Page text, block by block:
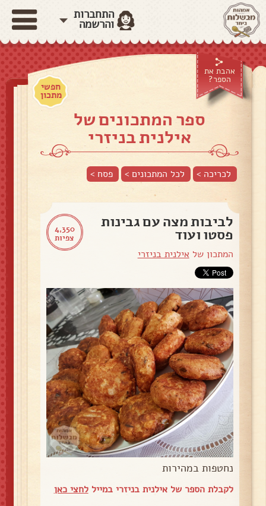
התחברות
והרשמה
אהבת את
הספר?
חפשי
מתכון
ספר המתכונים של
אילנית בניזרי
לכריכה > לכל המתכונים > פסח >
4,350
צפיות
לביבות מצה עם גבינות
פסטו ועוד
המתכון של אילנית בניזרי
נחטפות במהירות
לקבלת הספר של אילנית בניזרי במייללחצי כאן